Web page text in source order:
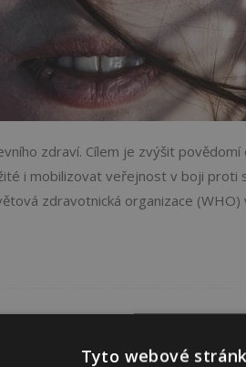
zdraví. Cílem je zvýšit
i mobilizovat veřejnost v boji proti
zdravotnická organizace (WHO)
Tyto webové